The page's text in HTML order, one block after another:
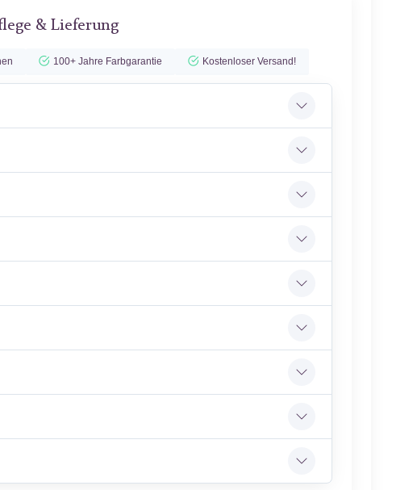
& Lieferung
100+ Jahre Farbgarantie Kostenloser Versand!